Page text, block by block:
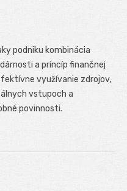
podniku kombinácia
a princíp finančnej
využívanie zdrojov,
vstupoch a
povinnosti.